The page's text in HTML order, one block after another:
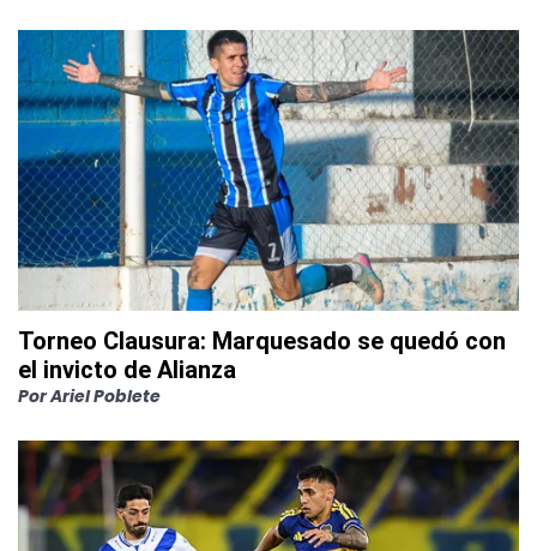
Torneo Clausura: Marquesado se quedó con
el invicto de Alianza
PorAriel Poblete